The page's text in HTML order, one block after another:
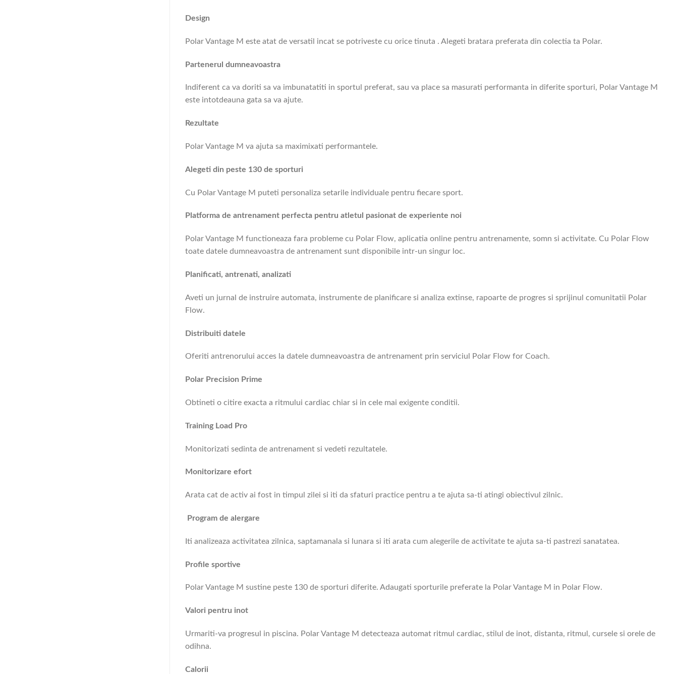
Design
Polar Vantage M este atat de versatil incat se potriveste cu orice tinuta . Alegeti bratara preferata din colectia ta Polar.
Partenerul dumneavoastra
Indiferent ca va doriti sa va imbunatatiti in sportul preferat, sau va place sa masurati performanta in diferite sporturi, Polar Vantage M
este intotdeauna gata sa va ajute.
Rezultate
Polar Vantage M va ajuta sa maximixati performantele.
Alegeti din peste 130 de sporturi
Cu Polar Vantage M puteti personaliza setarile individuale pentru fiecare sport.
Platforma de antrenament perfecta pentru atletul pasionat de experiente noi
Polar Vantage M functioneaza fara probleme cu Polar Flow, aplicatia online pentru antrenamente, somn si activitate. Cu Polar Flow
toate datele dumneavoastra de antrenament sunt disponibile intr-un singur loc.
Planificati, antrenati, analizati
Aveti un jurnal de instruire automata, instrumente de planificare si analiza extinse, rapoarte de progres si sprijinul comunitatii Polar
Flow.
Distribuiti datele
Oferiti antrenorului acces la datele dumneavoastra de antrenament prin serviciul Polar Flow for Coach.
Polar Precision Prime
Obtineti o citire exacta a ritmului cardiac chiar si in cele mai exigente conditii.
Training Load Pro
Monitorizati sedinta de antrenament si vedeti rezultatele.
Monitorizare efort
Arata cat de activ ai fost in timpul zilei si iti da sfaturi practice pentru a te ajuta sa-ti atingi obiectivul zilnic.
Program de alergare
Iti analizeaza activitatea zilnica, saptamanala si lunara si iti arata cum alegerile de activitate te ajuta sa-ti pastrezi sanatatea.
Profile sportive
Polar Vantage M sustine peste 130 de sporturi diferite. Adaugati sporturile preferate la Polar Vantage M in Polar Flow.
Valori pentru inot
Urmariti-va progresul in piscina. Polar Vantage M detecteaza automat ritmul cardiac, stilul de inot, distanta, ritmul, cursele si orele de
odihna.
Calorii